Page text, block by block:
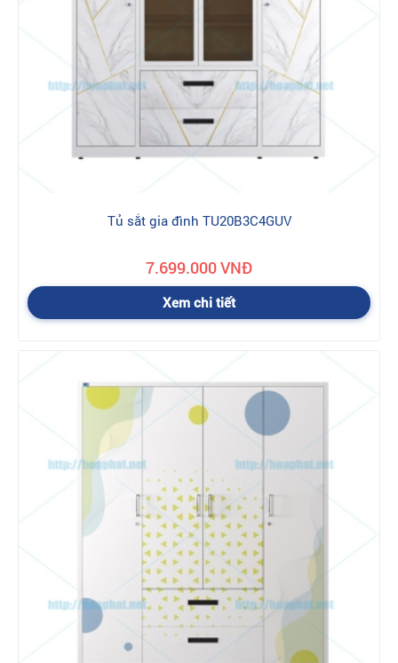
kiện tốt nhất. Đồng thời, yếu tố này cũng mang đến sự an toàn
cho người sử dụng khi khả năng chịu lực của sản phẩm rất lớn.
Các cánh cửa và ngăn kéo tủ có tay nắm âm bằng kim loại sáng
bóng, không bị han gỉ và hoạt động hết sức trơn tru. Bản lề cửa
chắc chắn, linh hoạt nên bạn sẽ không phải lo tình trạng tung
cửa tủ khi mở mạnh tay như những sản phẩm thông thường
khác. Tủ đựng quần áo được thiết kế với nhiều kiểu dáng từ
dáng thấp tới tủ dáng cao, tủ cánh mở tới tủ cánh lùa, kích thước
đa dạng…với mẫu mã đa dạng. Tủ đựng quần áo Hoà Phát
Tủ đựng quần áo Hoà Phát bằng sắt được sản xuất từ nguồn
chẽ, qua hệ thống dây chuyền công nghệ hiện đại hàng đầu thế
giới mang tới người dùng sản phẩm tủ sắt cao cấp có độ bền
gia đình hay kí túc xá, tủ sắt để đựng đồ dùng cá nhân.
Tủ sắt quần áo Hòa Phát thường được thiết kế làm nhiều ngăn
với nhiều kiểu dáng khác nhau để người dùng có thể treo hoặc
chứa quần áo gấp. Trong một số tủ còn có ngăn an toàn, giúp
bạn có thể đựng những món đồ quan trọng bên trọng. Hiện tại,
ngoài thiết kế chữ nhật gọn gàng thì những chiếc tủ sắt nhiều
cánh của Hòa Phát có trang bị thêm bánh xe để tiện di chuyển
vị trí tủ. Màu sắc của tủ quần áo Hòa Phát rất thân thiện, trang
nhã, phù hợp với nhiều không gian khác nhau.
Với tiêu chí phục vụ cho tất cả mọi khách hàng khác nhau nên
tủ đựng quần áo Hòa Phát có rất nhiều kiểu dáng cũng như kích
thước để bạn thoải mái lựa chọn. Chắc chắn bạn sẽ hài lòng khi
chọn chúng
Địa chỉ mua tủ quần áo Hoà Phát chính
hãng ở đâu ?
Tủ sắt gia đình TU20B3C4GUV
7.699.000 VNĐ
Xem chi tiết